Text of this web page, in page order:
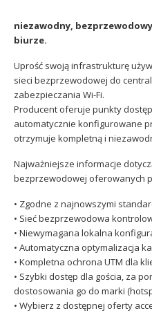
niezawodny,
biurze.
Uprość swoją infrastrukturę
sieci bezprzewodowej do
zabezpieczania Wi-Fi.
Producent oferuje punkty
automatycznie konfigurowane
otrzymuje kompletną i
Najważniejsze informacje
bezprzewodowej oferowanych
• Zgodne z najnowszymi
• Sieć bezprzewodowa
• Niewymagana lokalna
• Automatyczna optymalizacja
• Kompletna ochrona UTM dla
• Szybki dostęp dla gościa, za
dostosowania go do marki
• Wybierz z dostępnej oferty